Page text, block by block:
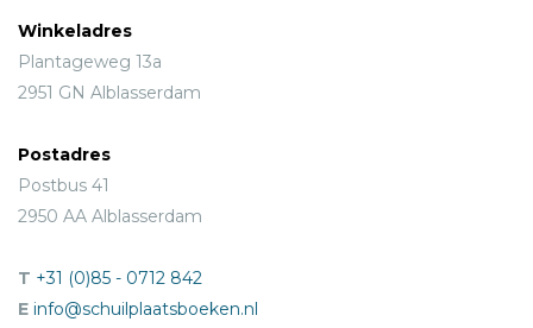
Winkeladres
Plantageweg 13a
2951 GN Alblasserdam
Postadres
Postbus 41
2950 AA Alblasserdam
T +31 (0)85 - 0712 842
E info@schuilplaatsboeken.nl